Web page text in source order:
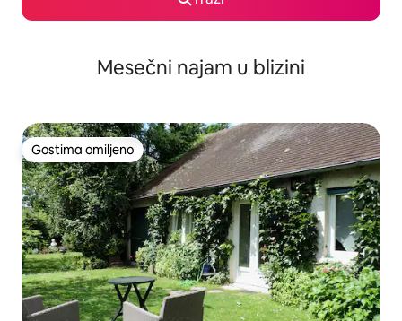
Mesečni najam u blizini
Gostima omiljeno
Gostima omiljeno